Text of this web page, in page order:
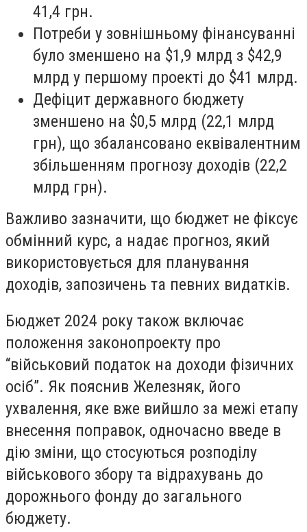
41,4 грн.
Потреби у зовнішньому фінансуванні
було зменшено на $1,9 млрд з $42,9
млрд у першому проекті до $41 млрд.
Дефіцит державного бюджету
зменшено на $0,5 млрд (22,1 млрд
грн), що збалансовано еквівалентним
збільшенням прогнозу доходів (22,2
млрд грн).
Важливо зазначити, що бюджет не фіксує
обмінний курс, а надає прогноз, який
використовується для планування
доходів, запозичень та певних видатків.
Бюджет 2024 року також включає
положення законопроекту про
“військовий податок на доходи фізичних
осіб”. Як пояснив Железняк, його
ухвалення, яке вже вийшло за межі етапу
внесення поправок, одночасно введе в
дію зміни, що стосуються розподілу
військового збору та відрахувань до
дорожнього фонду до загального
бюджету.